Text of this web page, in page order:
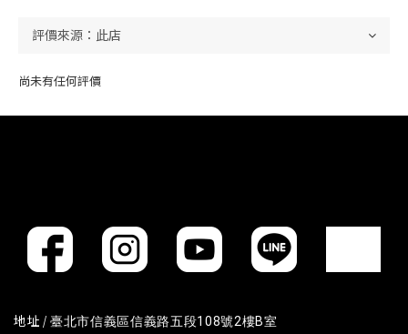
尚未有任何評價
地址 / 臺北市信義區信義路五段108號2樓B室